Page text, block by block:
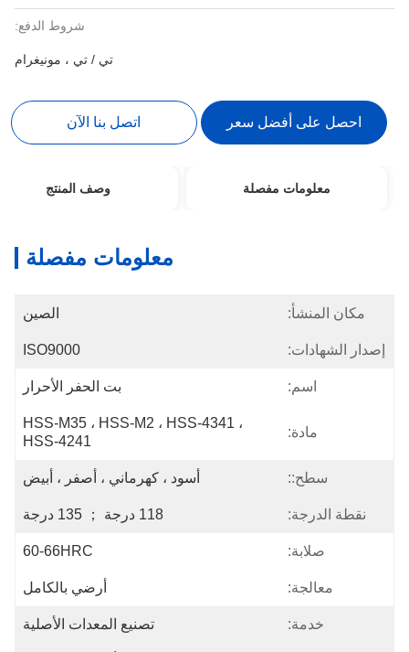
شروط الدفع:
تي / تي ، مونيغرام
احصل على أفضل سعر اتصل بنا الآن
معلومات مفصلة وصف المنتج
معلومات مفصلة
مكان المنشأ: الصين
إصدار الشهادات: ISO9000
اسم: بت الحفر الأحرار
مادة:
HSS-M35 ، HSS-M2 ، HSS-4341 ،
HSS-4241
سطح:: أسود ، كهرماني ، أصفر ، أبيض
نقطة الدرجة: 118 درجة ； 135 درجة
صلابة: 60-66HRC
معالجة: أرضي بالكامل
خدمة: تصنيع المعدات الأصلية